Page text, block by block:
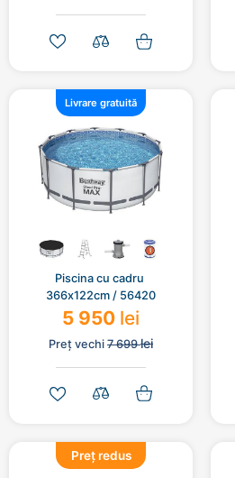
Livrare gratuită
Piscina cu cadru
366х122cm / 56420
5 950 lei
Preț vechi 7 699lei
Preț redus